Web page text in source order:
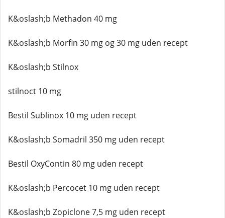
K&oslash;b Methadon 40 mg
K&oslash;b Morfin 30 mg og 30 mg uden recept
K&oslash;b Stilnox
stilnoct 10 mg
Bestil Sublinox 10 mg uden recept
K&oslash;b Somadril 350 mg uden recept
Bestil OxyContin 80 mg uden recept
K&oslash;b Percocet 10 mg uden recept
K&oslash;b Zopiclone 7,5 mg uden recept